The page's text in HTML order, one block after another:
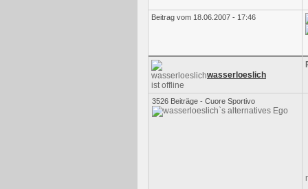
Beitrag vom 18.06.2007 - 17:46
wasserloeslich
3526 Beiträge - Cuore Sportivo